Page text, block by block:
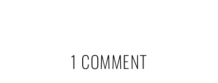
Interaktionen
1 COMMENT